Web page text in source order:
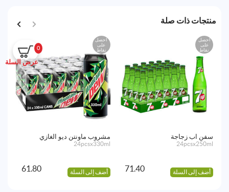
0
عرض السلة
منتجات ذات صلة
احصل
على
نقاط
سفن اب زجاجة
24pcsx250ml
أضف إلى السلة 71.40
احصل
على
نقاط
مشروب ماونتن ديو الغازي
24pcsx330ml
أضف إلى السلة 61.80